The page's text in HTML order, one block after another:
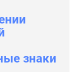
знаки